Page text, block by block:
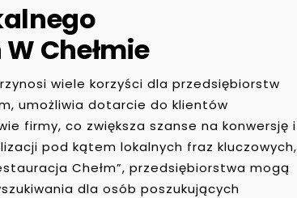
Chełmie
wiele korzyści dla przedsiębiorstw
umożliwia dotarcie do klientów
firmy, co zwiększa szanse na konwersję i
pod kątem lokalnych fraz kluczowych,
Chełm”, przedsiębiorstwa mogą
dla osób poszukujących